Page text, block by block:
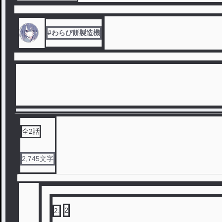
#わらび餅製造機
全2話
2,745文字
2 2